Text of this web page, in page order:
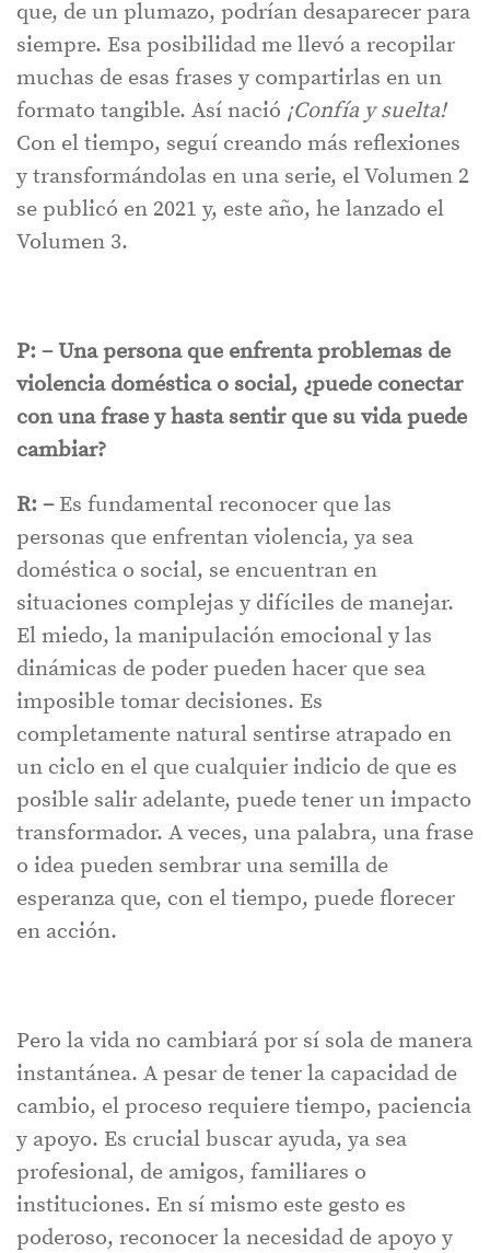
que, de un plumazo, podrían desaparecer para
siempre. Esa posibilidad me llevó a recopilar
muchas de esas frases y compartirlas en un
formato tangible. Así nació ¡Confía y suelta!
Con el tiempo, seguí creando más reflexiones
y transformándolas en una serie, el Volumen 2
se publicó en 2021 y, este año, he lanzado el
Volumen 3.
P: – Una persona que enfrenta problemas de
violencia doméstica o social, ¿puede conectar
con una frase y hasta sentir que su vida puede
cambiar?
R: –Es fundamental reconocer que las
personas que enfrentan violencia, ya sea
doméstica o social, se encuentran en
situaciones complejas y difíciles de manejar.
El miedo, la manipulación emocional y las
dinámicas de poder pueden hacer que sea
imposible tomar decisiones. Es
completamente natural sentirse atrapado en
un ciclo en el que cualquier indicio de que es
posible salir adelante, puede tener un impacto
transformador. A veces, una palabra, una frase
o idea pueden sembrar una semilla de
esperanza que, con el tiempo, puede florecer
en acción.
Pero la vida no cambiará por sí sola de manera
instantánea. A pesar de tener la capacidad de
cambio, el proceso requiere tiempo, paciencia
y apoyo. Es crucial buscar ayuda, ya sea
profesional, de amigos, familiares o
instituciones. En sí mismo este gesto es
poderoso, reconocer la necesidad de apoyo y